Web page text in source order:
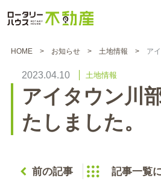
HOME お知らせ 土地情報 ア
2023.04.10 土地情報
アイタウン川
たしました。
前の記事 記事一覧